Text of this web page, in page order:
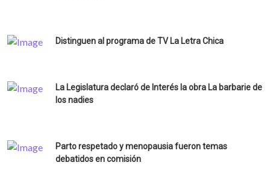
Distinguen al programa de TV La Letra Chica
La Legislatura declaró de Interés la obra La barbarie de
los nadies
Parto respetado y menopausia fueron temas
debatidos en comisión